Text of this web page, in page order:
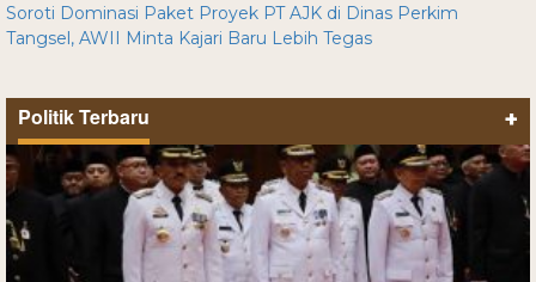
Soroti Dominasi Paket Proyek PT AJK di Dinas Perkim
Tangsel, AWII Minta Kajari Baru Lebih Tegas
Politik Terbaru +